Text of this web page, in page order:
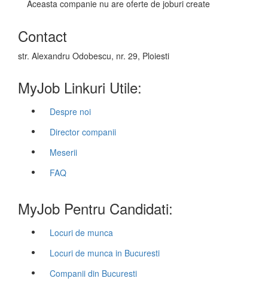
Aceasta companie nu are oferte de joburi create
Contact
str. Alexandru Odobescu, nr. 29, Ploiesti
MyJob Linkuri Utile:
Despre noi
Director companii
Meserii
FAQ
MyJob Pentru Candidati:
Locuri de munca
Locuri de munca in Bucuresti
Companii din Bucuresti